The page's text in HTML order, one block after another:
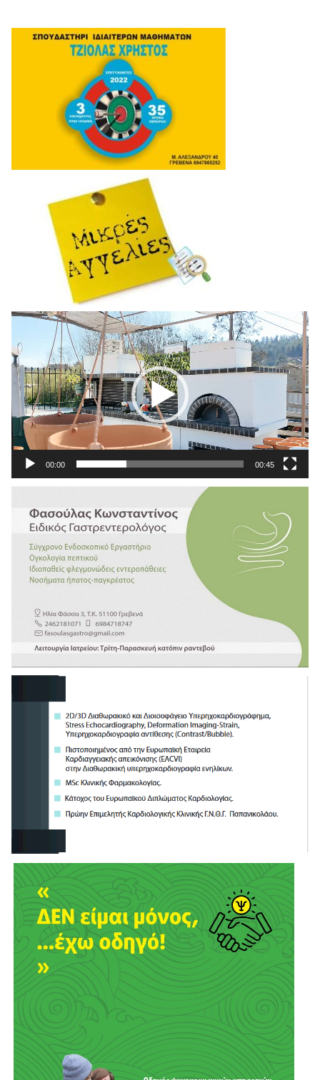
Πρόγραμμα
Αναπαραγωγής
Βίντεο
00:00 00:45